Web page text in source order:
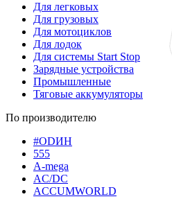
Для легковых
Для грузовых
Для мотоциклов
Для лодок
Для системы Start Stop
Зарядные устройства
Промышленные
Тяговые аккумуляторы
По производителю
#ODИН
555
A-mega
AC/DC
ACCUMWORLD